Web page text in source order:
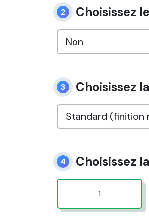
2 Choisissez
3 Choisissez
4 Choisissez
1